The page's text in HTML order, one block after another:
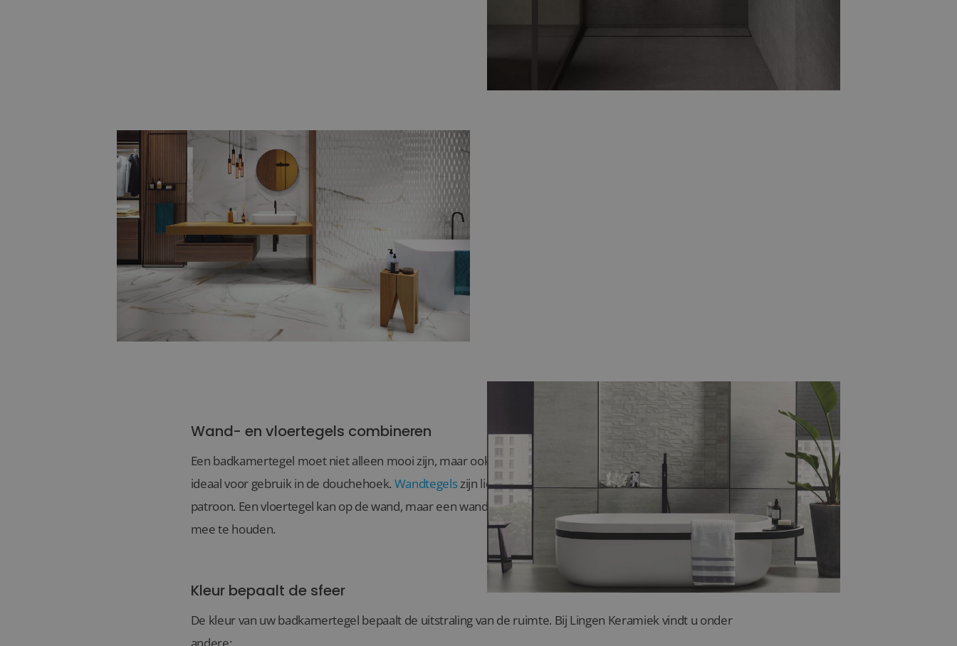
. Rijke patronen en natuurlijke variaties zorgen voor een
Natuursteenlook, hexagon en terrazzo
Voor wie een bijzondere twist wil, zijn ernatuursteenlook
tegels
, speelsehexagon tegelsenterrazzovarianten. Hiermee
maakt u van uw badkamer echt iets unieks.
Wand- en vloertegels combineren
Een badkamertegel moet niet alleen mooi zijn, maar ook praktisch.
zijn sterker en vaak slipvast,
ideaal voor gebruik in de douchehoek. Wandtegelszijn lichter en geven meer creatieve vrijheid in kleur en
patroon. Een vloertegel kan op de wand, maar een wandtegel meestal niet op de vloer – iets om rekening
mee te houden.
Kleur bepaalt de sfeer
De kleur van uw badkamertegel bepaalt de uitstraling van de ruimte. Bij Lingen Keramiek vindt u onder